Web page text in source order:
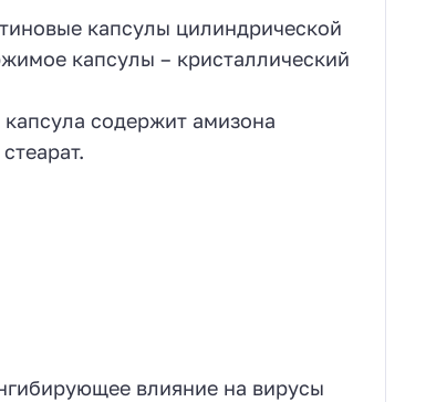
капсулы цилиндрической
капсулы – кристаллический
содержит амизона
влияние на вирусы